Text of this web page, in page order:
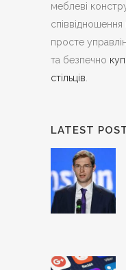
меблеві
співвідношення
просте
та безпечно
стільців
LATEST